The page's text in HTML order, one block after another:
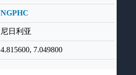
NGPHC
尼日利亚
4.815600, 7.049800